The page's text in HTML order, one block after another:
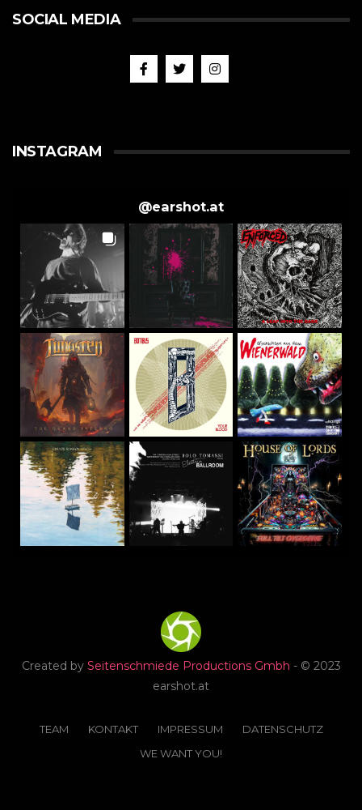
SOCIAL MEDIA
INSTAGRAM
@earshot.at
Created by Seitenschmiede Productions Gmbh - © 2023
earshot.at
TEAM KONTAKT IMPRESSUM
DATENSCHUTZ
WE WANT YOU!